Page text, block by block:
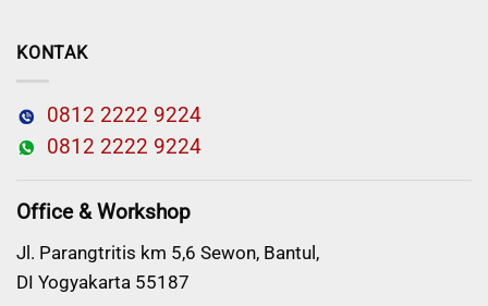
KONTAK
0812 2222 9224
0812 2222 9224
Office & Workshop
Jl. Parangtritis km 5,6 Sewon, Bantul,
DI Yogyakarta 55187